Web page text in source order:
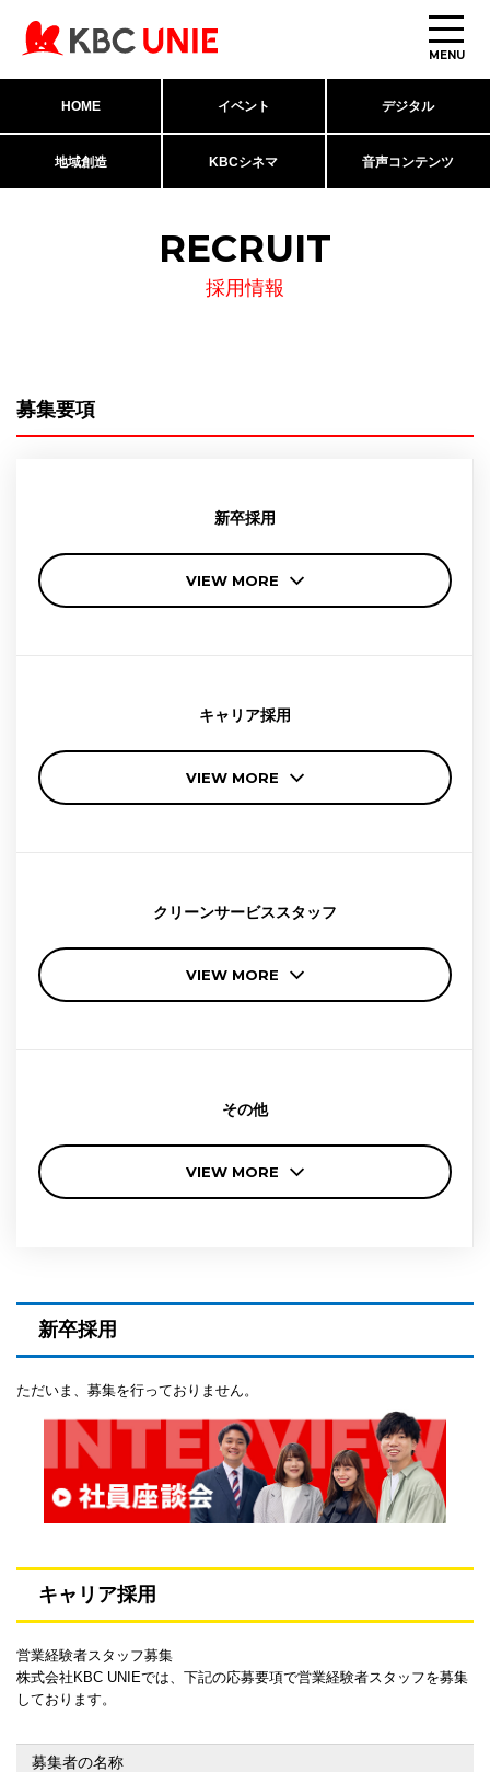
MENU
HOME イベント デジタル
地域創造 KBCシネマ 音声コンテンツ
RECRUIT
採用情報
募集要項
新卒採用
VIEW MORE
キャリア採用
VIEW MORE
クリーンサービススタッフ
VIEW MORE
その他
VIEW MORE
新卒採用
ただいま、募集を行っておりません。
キャリア採用
営業経験者スタッフ募集
株式会社KBC UNIEでは、下記の応募要項で営業経験者スタッフを募集
しております。
募集者の名称